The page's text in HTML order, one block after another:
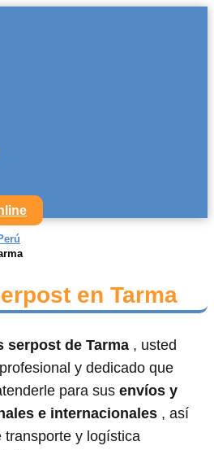
en Tarma
serpost de Tarma , usted
y dedicado que
para sus envíos y
e internacionales , así
transporte y logística